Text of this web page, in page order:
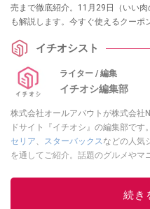
売まで徹底紹介。11月29日（いい
も解説します。今すぐ使えるクー
イチオシスト
ライター / 編集
イチオシ編集部
株式会社オールアバウトが株式会
ドサイト『イチオシ』の編集部です。
セリア、 スターバックスなどの人気
を通してご紹介。話題のグルメや
レビューしています。毎日トレンド
してください！
続き